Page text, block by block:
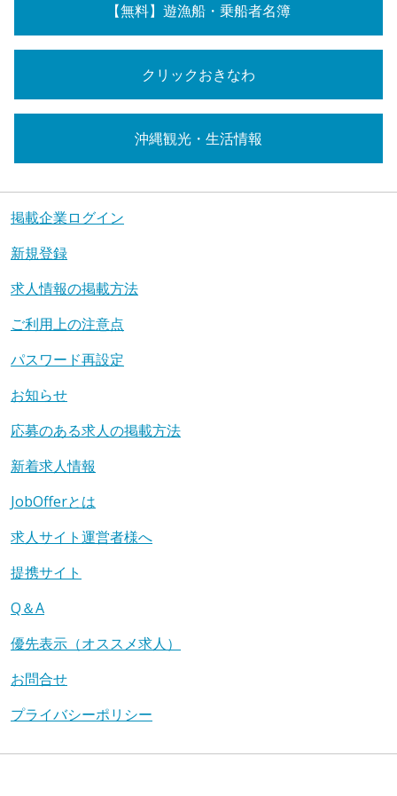
【無料】遊漁船・乗船者名簿
クリックおきなわ
沖縄観光・生活情報
掲載企業ログイン
新規登録
求人情報の掲載方法
ご利用上の注意点
パスワード再設定
お知らせ
応募のある求人の掲載方法
新着求人情報
JobOfferとは
求人サイト運営者様へ
提携サイト
Q＆A
優先表示（オススメ求人）
お問合せ
プライバシーポリシー